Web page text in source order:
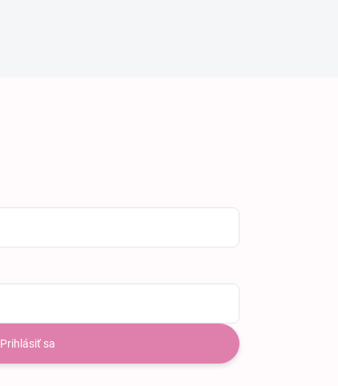
Prihlásiť sa